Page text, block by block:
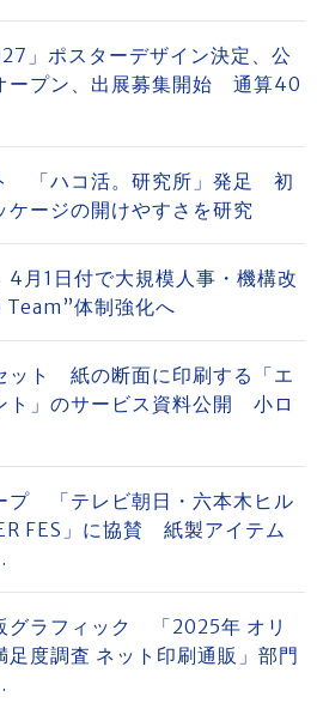
」ポスターデザイン決定、公
ープン、出展募集開始 通算40
「ハコ活。研究所」発足 初
ケージの開けやすさを研究
4月1日付で大規模人事・機構改
体制強化へ
ット 紙の断面に印刷する「エ
ト」のサービス資料公開 小ロ
プ 「テレビ朝日・六本木ヒル
FES」に協賛 紙製アイテム
グラフィック 「2025年 オリ
足度調査 ネット印刷通販」部門